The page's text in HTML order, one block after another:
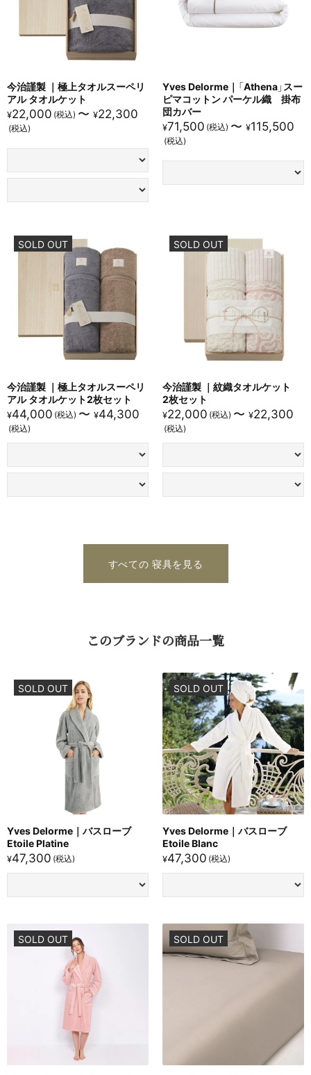
心まで​ほぐれる​色と​質感。​選ぶ​理由の​ある​
“定番”。
ふくらみ
安心の品質基準：
OEKO-TEX®認証済で、肌にも環境にもやさ
艶と滑らかさのある手触り：綿×モダールの理想的なブレン
温もりを添える
上質であることに、​やさしさを​添えて。​
コーラリンカラーで​彩る​心地よい​時間。
手にするたび、視覚と触感の両方で満足を届けてくれる
Corallinのタオル。
イヴ ドロームの《Etoile タオル〈Corallin〉》で、心がほどけ
ぜひこの機会にお買い求めください。
今治謹製 ｜極上タオルスーペリ
アル タオルケット
¥22,000 〜 ¥22,300
Yves Delorme｜「Athena」スー
ピマコットン パーケル織 掛布
団カバー
¥71,500 〜 ¥115,500
SOLD OUT
今治謹製 ｜極上タオルスーペリ
アル タオルケット2枚セット
¥44,000 〜 ¥44,300
SOLD OUT
今治謹製 ｜紋織タオルケット
2枚セット
¥22,000 〜 ¥22,300
すべての 寝具を見る
この​ブランドの​商品一覧
SOLD OUT
Yves Delorme｜バスローブ
Etoile Platine
¥47,300
SOLD OUT
Yves Delorme｜バスローブ
Etoile Blanc
¥47,300
SOLD OUT SOLD OUT